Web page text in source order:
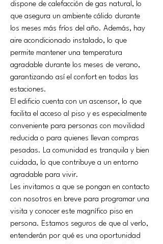
dispone de calefacción de gas natural, lo
que asegura un ambiente cálido durante
los meses más fríos del año. Además, hay
aire acondicionado instalado, lo que
permite mantener una temperatura
agradable durante los meses de verano,
garantizando así el confort en todas las
estaciones.
El edificio cuenta con un ascensor, lo que
facilita el acceso al piso y es especialmente
conveniente para personas con movilidad
reducida o para quienes llevan compras
pesadas. La comunidad es tranquila y bien
cuidada, lo que contribuye a un entorno
agradable para vivir.
Les invitamos a que se pongan en contacto
con nosotros en breve para programar una
visita y conocer este magnífico piso en
persona. Estamos seguros de que al verlo,
entenderán por qué es una oportunidad